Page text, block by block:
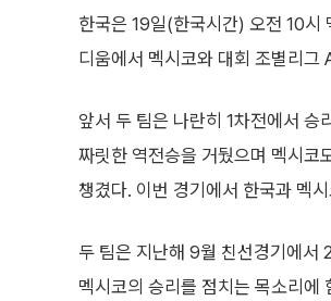
한국은 19일(한국시간) 오전 10시
디움에서 멕시코와 대회 조별리그
앞서 두 팀은 나란히 1차전에서 승
짜릿한 역전승을 거뒀으며 멕시
챙겼다. 이번 경기에서 한국과 멕
두 팀은 지난해 9월 친선경기에서
멕시코의 승리를 점치는 목소리에